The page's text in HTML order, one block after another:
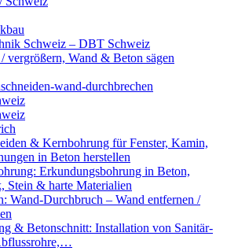
Schweiz – DBT Schweiz
vergrößern, Wand & Beton sägen
wand-durchbrechen
& Kernbohrung für Fenster, Kamin,
in Beton herstellen
Erkundungsbohrung in Beton,
Stein & harte Materialien
Wand-Durchbruch – Wand entfernen /
& Betonschnitt: Installation von Sanitär-